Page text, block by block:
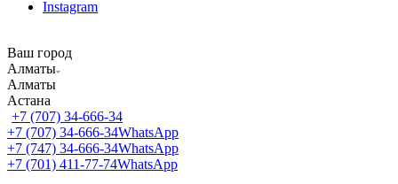
Instagram
Ваш город
Алматы
Алматы
Астана
+7 (707) 34-666-34
+7 (707) 34-666-34WhatsApp
+7 (747) 34-666-34WhatsApp
+7 (701) 411-77-74WhatsApp